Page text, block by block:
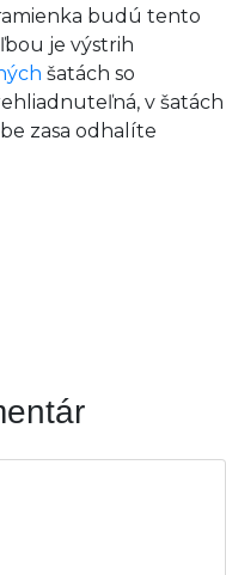
budú tento
je výstrih
šatách so
v šatách
zasa odhalíte